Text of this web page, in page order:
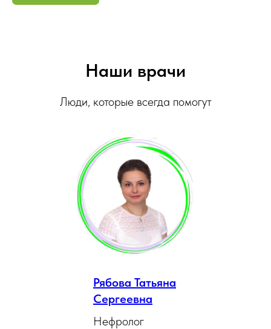
Наши врачи
Люди, которые всегда помогут
Рябова Татьяна
Сергеевна
Нефролог